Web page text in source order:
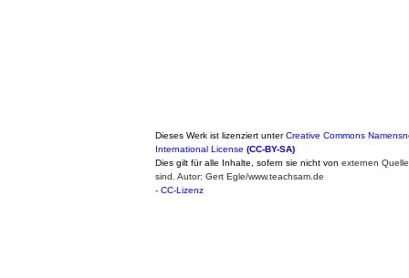
Dieses Werk ist lizenziert unterCreative Commons
International License (CC-BY-SA)
Dies gilt für alle Inhalte, sofern sie nicht von externen
sind. Autor: Gert Egle/www.teachsam.de
- CC-Lizenz